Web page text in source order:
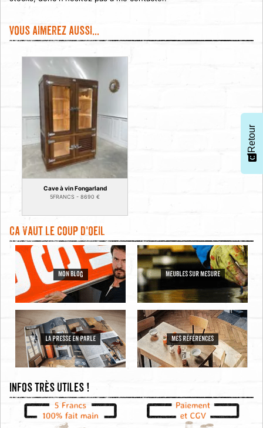
Vous aimerez aussi...
Cave à vin Fongarland
5FRANCS - 8690 €
Ca vaut le coup d'oeil
MON BLOG MEUBLES SUR MESURE
LA PRESSE EN PARLE MES RÉFÉRENCES
Infos très utiles !
Retour